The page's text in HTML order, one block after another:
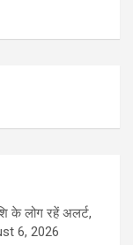
के लोग रहें अलर्ट,
6, 2026